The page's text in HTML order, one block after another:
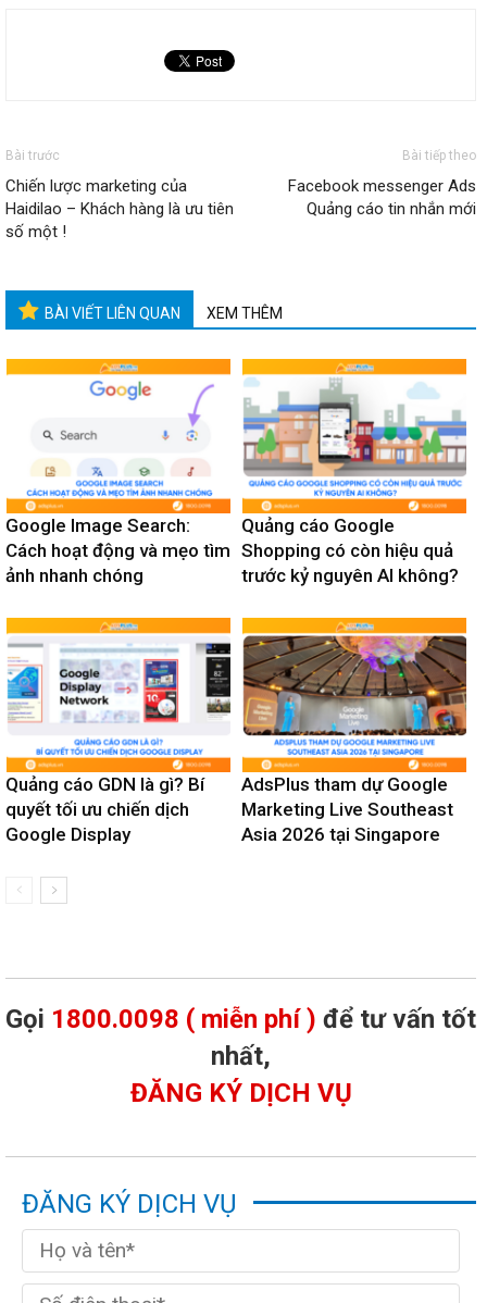
Bài trước
Chiến lược marketing của
Haidilao – Khách hàng là ưu tiên
số một !
Bài tiếp theo
Facebook messenger Ads
Quảng cáo tin nhắn mới
BÀI VIẾT LIÊN QUAN XEM THÊM
Google Image Search:
Cách hoạt động và mẹo tìm
ảnh nhanh chóng
Quảng cáo Google
Shopping có còn hiệu quả
trước kỷ nguyên AI không?
Quảng cáo GDN là gì? Bí
quyết tối ưu chiến dịch
Google Display
AdsPlus tham dự Google
Marketing Live Southeast
Asia 2026 tại Singapore
Gọi 1800.0098 ( miễn phí ) để tư vấn tốt
nhất,
ĐĂNG KÝ DỊCH VỤ
ĐĂNG KÝ DỊCH VỤ